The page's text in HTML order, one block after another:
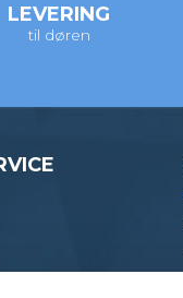
LEVERING
til døren